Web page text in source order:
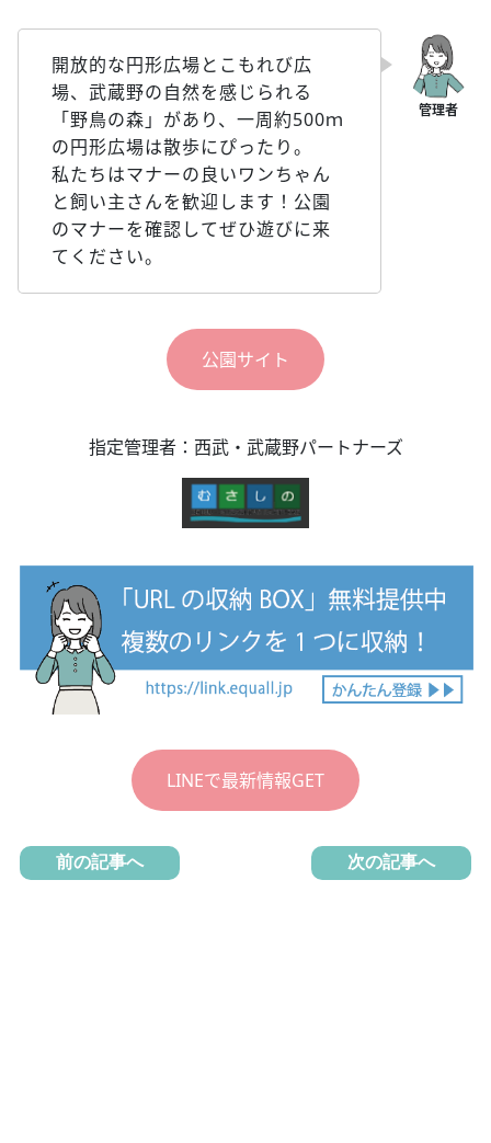
開放的な円形広場とこもれび広
場、武蔵野の自然を感じられる
「野鳥の森」があり、一周約500ｍ
の円形広場は散歩にぴったり。
私たちはマナーの良いワンちゃん
と飼い主さんを歓迎します！公園
のマナーを確認してぜひ遊びに来
てください。
公園サイト
指定管理者：西武・武蔵野パートナーズ
LINEで最新情報GET
前の記事へ 次の記事へ